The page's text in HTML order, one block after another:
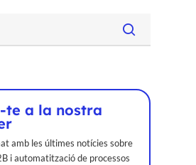
te a la nostra
amb les últimes notícies sobre
i automatització de processos